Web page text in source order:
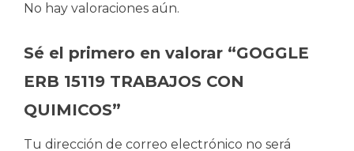
No hay valoraciones aún.
Sé el primero en valorar “GOGGLE
ERB 15119 TRABAJOS CON
QUIMICOS”
Tu dirección de correo electrónico no será